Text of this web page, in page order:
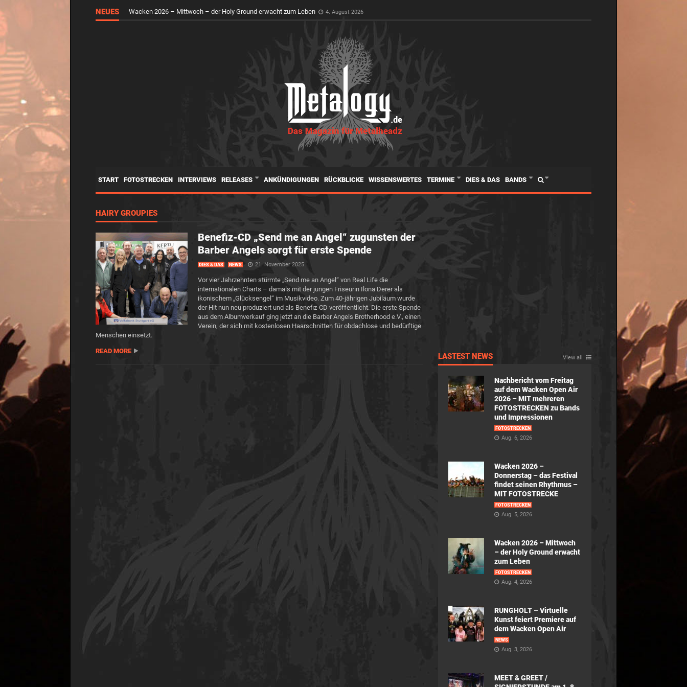
NEUES Wacken 2026 – Mittwoch – der Holy Ground erwacht zum Leben 4. August 2026
START FOTOSTRECKEN INTERVIEWS RELEASES ANKÜNDIGUNGEN RÜCKBLICKE WISSENSWERTES TERMINE DIES & DAS BANDS
HAIRY GROUPIES
Benefiz-CD „Send me an Angel“ zugunsten der
Barber Angels sorgt für erste Spende
DIES & DAS NEWS 21. November 2025
Vor vier Jahrzehnten stürmte „Send me an Angel“ von Real Life die
internationalen Charts – damals mit der jungen Friseurin Ilona Derer als
ikonischem „Glücksengel“ im Musikvideo. Zum 40-jährigen Jubiläum wurde
der Hit nun neu produziert und als Benefiz-CD veröffentlicht. Die erste Spende
aus dem Albumverkauf ging jetzt an die Barber Angels Brotherhood e.V., einen
Verein, der sich mit kostenlosen Haarschnitten für obdachlose und bedürftige
Menschen einsetzt.
READ MORE
LASTEST NEWS View all
Nachbericht vom Freitag
auf dem Wacken Open Air
2026 – MIT mehreren
FOTOSTRECKEN zu Bands
und Impressionen
FOTOSTRECKEN
Aug. 6, 2026
Wacken 2026 –
Donnerstag – das Festival
findet seinen Rhythmus –
MIT FOTOSTRECKE
FOTOSTRECKEN
Aug. 5, 2026
Wacken 2026 – Mittwoch
– der Holy Ground erwacht
zum Leben
FOTOSTRECKEN
Aug. 4, 2026
RUNGHOLT – Virtuelle
Kunst feiert Premiere auf
dem Wacken Open Air
NEWS
Aug. 3, 2026
MEET & GREET /